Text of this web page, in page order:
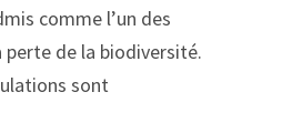
comme l’un des
perte de la biodiversité.
sont